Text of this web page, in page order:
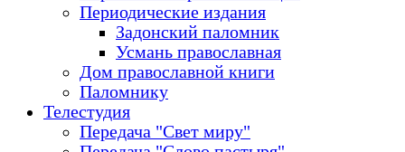
Периодические издания
Задонский паломник
Усмань православная
Дом православной книги
Паломнику
Телестудия
Передача "Свет миру"